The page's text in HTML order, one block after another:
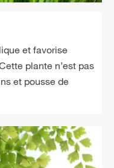
et favorise
plante n’est pas
et pousse de